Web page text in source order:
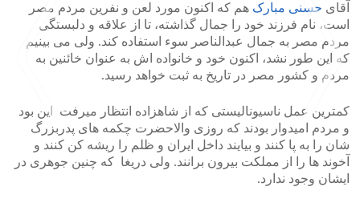
آقای حسنی مبارک هم که اکنون مورد لعن و نفرین مردم مصر
است، نام فرزند خود را جمال گذاشته، تا از علاقه و دلبستگی
مردم مصر به جمال عبدالناصر سوء استفاده کند. ولی می بینیم
که این طور نشد، اکنون خود و خانواده اش به عنوان خائنین به
مردم و کشور مصر در تاریخ به ثبت خواهد رسید.
کمترین عمل ناسیونالیستی که از شاهزاده انتظار میرفت این بود
و مردم امیدوار بودند که روزی والاحضرت چکمه های پدربزرگ
شان را به پا کنند و بیایند داخل ایران و ظلم را ریشه کن کنند و
آخوند ها را از مملکت بیرون برانند. ولی دریغا که چنین جوهری در
ایشان وجود ندارد.